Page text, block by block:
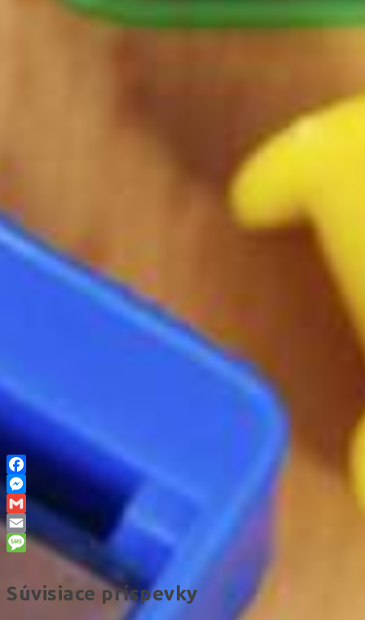
Facebook
Messenger
Gmail
Email
Message
Súvisiace príspevky